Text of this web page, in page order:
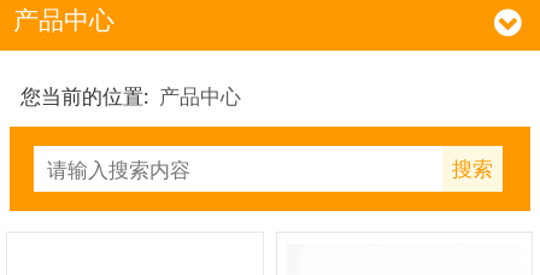
产品中心
您当前的位置: 产品中心
搜索